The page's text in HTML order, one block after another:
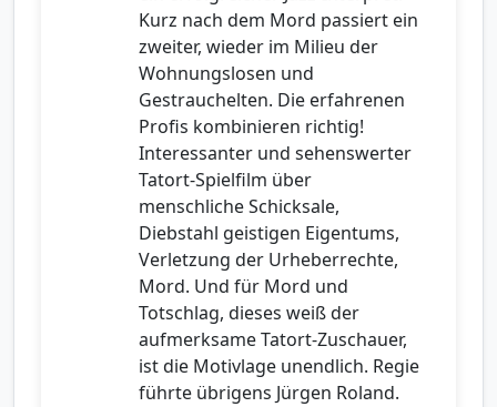
Kurz nach dem Mord passiert ein
zweiter, wieder im Milieu der
Wohnungslosen und
Gestrauchelten. Die erfahrenen
Profis kombinieren richtig!
Interessanter und sehenswerter
Tatort-Spielfilm über
menschliche Schicksale,
Diebstahl geistigen Eigentums,
Verletzung der Urheberrechte,
Mord. Und für Mord und
Totschlag, dieses weiß der
aufmerksame Tatort-Zuschauer,
ist die Motivlage unendlich. Regie
führte übrigens Jürgen Roland.